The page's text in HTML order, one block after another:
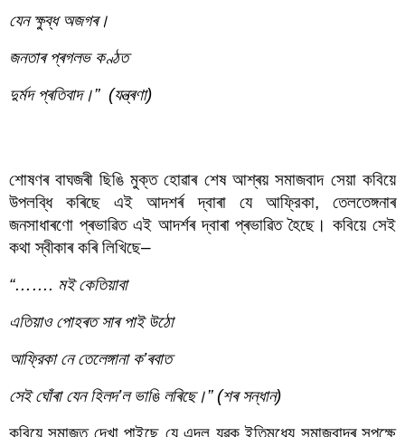
যেন ক্ষুব্ধ অজগৰ।
জনতাৰ প্ৰগলভ কণ্ঠত
দুৰ্মদ প্ৰতিবাদ।”  (যন্ত্ৰণা)
শোষণৰ বাঘজৰী ছিঙি মুক্ত হোৱাৰ শেষ আশ্ৰয় সমাজবাদ সেয়া কবিয়ে
উপলব্ধি কৰিছে এই আদশৰ্ৰ দ্বাৰা যে আফ্রিকা, তেলতেঙ্গনাৰ
জনসাধাৰণো প্ৰভাৱিত এই আদৰ্শৰ দ্বাৰা প্ৰভাৱিত হৈছে। কবিয়ে সেই
কথা স্বীকাৰ কৰি লিখিছে–
“……. মই কেতিয়াবা
এতিয়াও পোহৰত সাৰ পাই উঠো
আফ্রিকা নে তেলেঙ্গানা ক’ৰবাত
সেই ঘোঁৰা যেন হিলদ’ল ভাঙি লৰিছে।” (শৰ সন্ধান)
কবিয়ে সমাজত দেখা পাইছে যে এদল যুৱক ইতিমধ্যে সমাজবাদৰ সপক্ষে